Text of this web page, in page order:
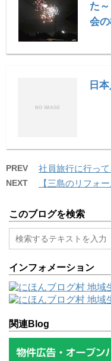
た
会
日
PREV 社員旅行に行っ
NEXT 【三島のリフォ
このブログを検索
インフォメーション
関連Blog